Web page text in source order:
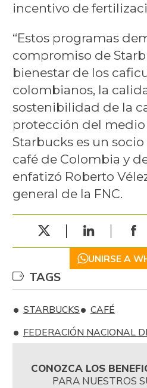
incentivo de
“Estos programas
compromiso de
bienestar de los
colombianos, la
sostenibilidad de la
protección del
Starbucks es un
café de Colombia y
enfatizó Roberto
general de la FNC.
UNIRSE A
TAGS
STARBUCKS
CAFÉ
FEDERACIÓN NACIONAL
CONOZCA LOS
PARA NUESTROS